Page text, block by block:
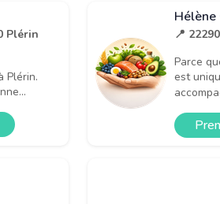
Plérin
Plérin.
Hélène
📍
Parce
est